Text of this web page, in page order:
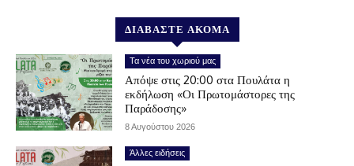
ΔΙΑΒΑΣΤΕ ΑΚΟΜΑ
Τα νέα του χωριού μας
Απόψε στις 20:00 στα Πουλάτα η
εκδήλωση «Οι Πρωτομάστορες της
Παράδοσης»
8 Αυγούστου 2026
Άλλες ειδήσεις